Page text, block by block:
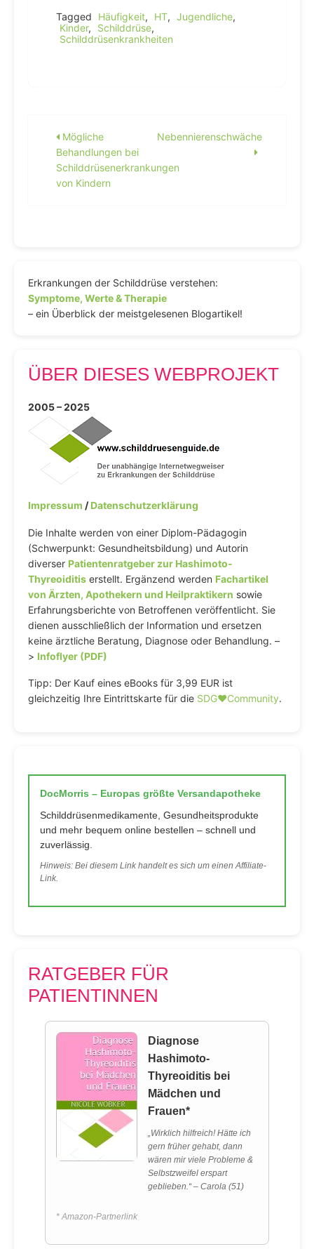
Tagged Häufigkeit, HT, Jugendliche,
Kinder, Schilddrüse,
Schilddrüsenkrankheiten
Beitragsnavigation
Mögliche
Behandlungen bei
Schilddrüsenerkrankungen
von Kindern
Nebennierenschwäche
Erkrankungen der Schilddrüse verstehen:
Symptome, Werte & Therapie
– ein Überblick der meistgelesenen Blogartikel!
ÜBER DIESES WEBPROJEKT
2005 – 2025
Impressum /Datenschutzerklärung
Die Inhalte werden von einer Diplom-Pädagogin
(Schwerpunkt: Gesundheitsbildung) und Autorin
diverser Patientenratgeber zur Hashimoto-
Thyreoiditis erstellt. Ergänzend werden Fachartikel
von Ärzten, Apothekern und Heilpraktikern sowie
Erfahrungsberichte von Betroffenen veröffentlicht. Sie
dienen ausschließlich der Information und ersetzen
keine ärztliche Beratung, Diagnose oder Behandlung. –
> Infoflyer (PDF)
Tipp: Der Kauf eines eBooks für 3,99 EUR ist
gleichzeitig Ihre Eintrittskarte für die SDG♥️Community.
DocMorris – Europas größte Versandapotheke
Schilddrüsenmedikamente, Gesundheitsprodukte
und mehr bequem online bestellen – schnell und
zuverlässig.
Hinweis: Bei diesem Link handelt es sich um einen Affiliate-
Link.
RATGEBER FÜR
PATIENTINNEN
Diagnose
Hashimoto-
Thyreoiditis bei
Mädchen und
Frauen*
„Wirklich hilfreich! Hätte ich
gern früher gehabt, dann
wären mir viele Probleme &
Selbstzweifel erspart
geblieben.“ – Carola (51)
* Amazon-Partnerlink